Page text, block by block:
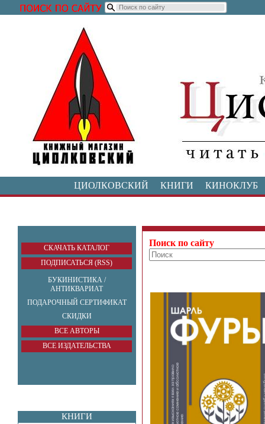
ЦИОЛКОВСКИЙ КНИГИ КИНОКЛУБ
СКАЧАТЬ КАТАЛОГ
ПОДПИСАТЬСЯ (RSS)
БУКИНИСТИКА /
АНТИКВАРИАТ
ПОДАРОЧНЫЙ СЕРТИФИКАТ
СКИДКИ
ВСЕ АВТОРЫ
ВСЕ ИЗДАТЕЛЬСТВА
КНИГИ
Поиск по сайту